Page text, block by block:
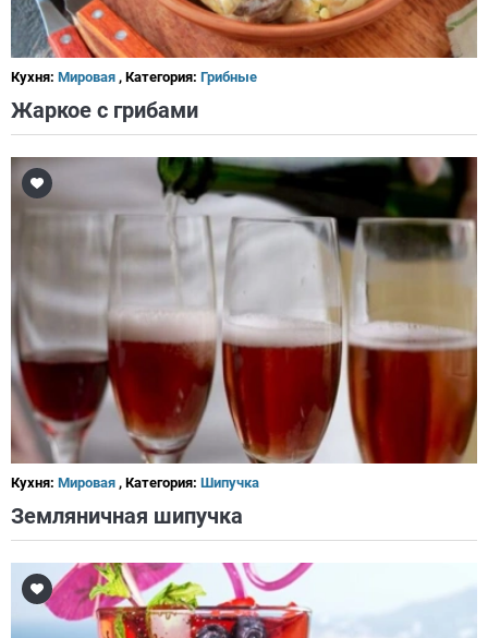
Кухня: Мировая , Категория: Грибные
Жаркое с грибами
Кухня: Мировая , Категория: Шипучка
Земляничная шипучка